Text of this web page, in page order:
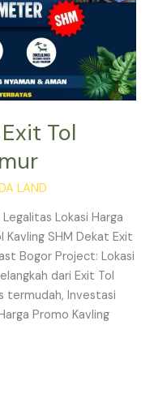
Tol
LAND
Lokasi Harga
Kavling SHM Dekat Exit
Bogor Project: Lokasi
dari Exit Tol
termudah, Investasi
Promo Kavling